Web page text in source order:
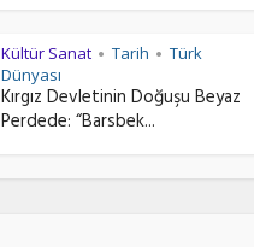
Kültür Sanat • Tarih • Türk
Dünyası
Kırgız Devletinin Doğuşu Beyaz
Perdede: “Barsbek...